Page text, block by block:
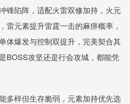
锋陷阵，适配火雷双修加持，火元
雷元素提升雷霆一击的麻痹概率，
体爆发与控制双提升，完美契合其
BOSS攻坚还是行会攻城，都能凭
多样但生存脆弱，元素加持优先选